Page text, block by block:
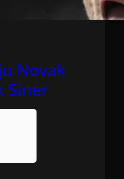
Novak
Siner